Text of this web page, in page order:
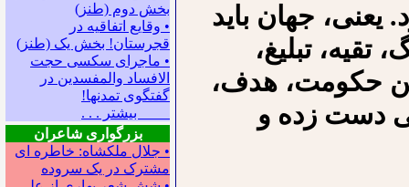
بخش دوم (طنز)
• وقایع اتفاقیه در
قجرستان! بخش یک (طنز)
• ماجرای سکسی حجت
الافساد والمفسدین در
گفتگوی تمدنها!
بیشتر . . .
بزرگواری شاعران
• جلال ملکشاه: خاطره ای
مشترک در یک سروده
یعنی، جهان باید
تقیه، تبلیغ،
حکومت، هدف،
دست زده و